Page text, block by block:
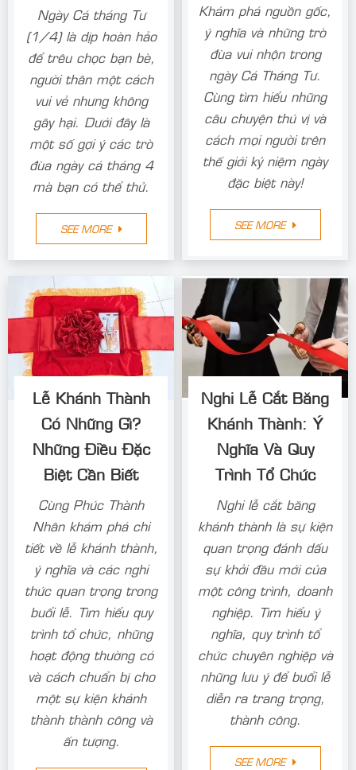
Ngày Cá tháng Tư
(1/4) là dịp hoàn hảo
để trêu chọc bạn bè,
người thân một cách
vui vẻ nhưng không
gây hại. Dưới đây là
một số gợi ý các trò
đùa ngày cá tháng 4
mà bạn có thể thử.
SEE MORE
Khám phá nguồn gốc,
ý nghĩa và những trò
đùa vui nhộn trong
ngày Cá Tháng Tư.
Cùng tìm hiểu những
câu chuyện thú vị và
cách mọi người trên
thế giới kỷ niệm ngày
đặc biệt này!
SEE MORE
Lễ Khánh Thành
Có Những Gì?
Những Điều Đặc
Biệt Cần Biết
Cùng Phúc Thành
Nhân khám phá chi
tiết về lễ khánh thành,
ý nghĩa và các nghi
thức quan trọng trong
buổi lễ. Tìm hiểu quy
trình tổ chức, những
hoạt động thường có
và cách chuẩn bị cho
một sự kiện khánh
thành thành công và
ấn tượng.
Nghi Lễ Cắt Băng
Khánh Thành: Ý
Nghĩa Và Quy
Trình Tổ Chức
Nghi lễ cắt băng
khánh thành là sự kiện
quan trọng đánh dấu
sự khởi đầu mới của
một công trình, doanh
nghiệp. Tìm hiểu ý
nghĩa, quy trình tổ
chức chuyên nghiệp và
những lưu ý để buổi lễ
diễn ra trang trọng,
thành công.
SEE MORE